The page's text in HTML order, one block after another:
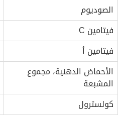
الصوديوم
فيتامين C
فيتامين أ
الأحماض الدهنية، مجموع
المشبعة
كولسترول